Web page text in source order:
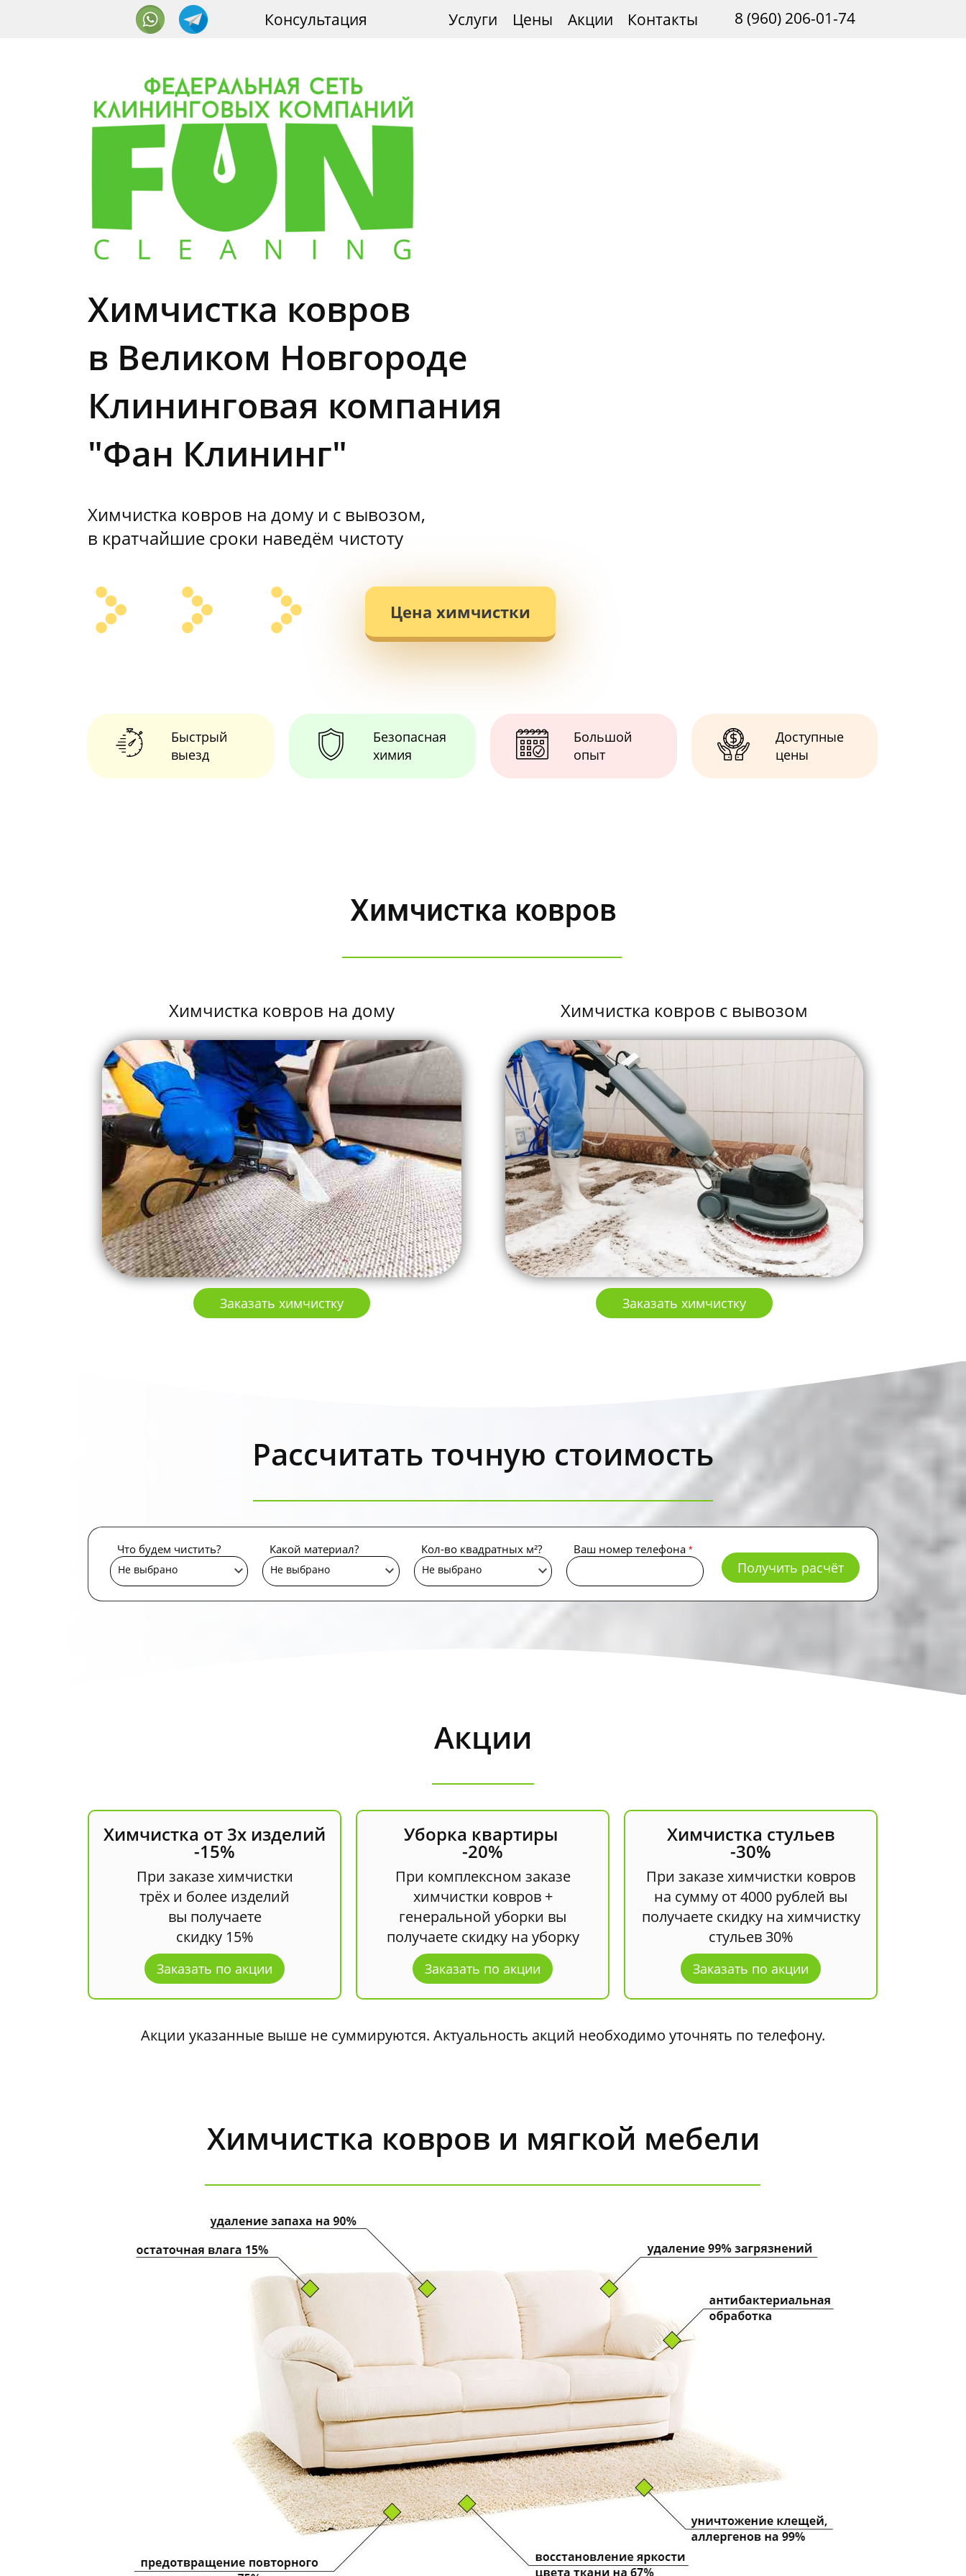
Консультация Услуги Цены Акции Контакты 8 (960) 206-01-74
Химчистка ковров
в Великом Новгороде
Клининговая компания
"Фан Клининг"
Химчистка ковров на дому и с вывозом,
в кратчайшие сроки наведём чистоту
Цена химчистки
Быстрый
выезд
Безопасная
химия
Большой
опыт
Доступные
цены
Химчистка ковров
Химчистка ковров на дому
Заказать химчистку
Химчистка ковров с вывозом
Заказать химчистку
Рассчитать точную стоимость
Что будем чистить? Какой материал? Кол-во квадратных м²? Ваш номер телефона *
Получить расчёт
Акции
Химчистка от 3х изделий
-15%
При заказе химчистки
трёх и более изделий
вы получаете
скидку 15%
Заказать по акции
Уборка квартиры
-20%
При комплексном заказе
химчистки ковров +
генеральной уборки вы
получаете скидку на уборку
Заказать по акции
Химчистка стульев
-30%
При заказе химчистки ковров
на сумму от 4000 рублей вы
получаете скидку на химчистку
стульев 30%
Заказать по акции
Акции указанные выше не суммируются. Актуальность акций необходимо уточнять по телефону.
Химчистка ковров и мягкой мебели